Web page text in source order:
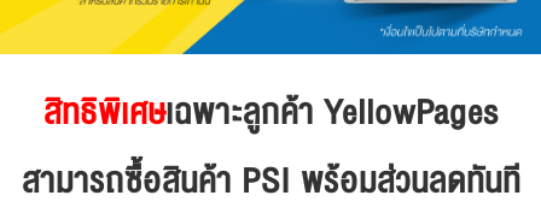
สิทธิพิเศษเฉพาะลูกค้า YellowPages
สามารถซื้อสินค้า PSI พร้อมส่วนลดทันที